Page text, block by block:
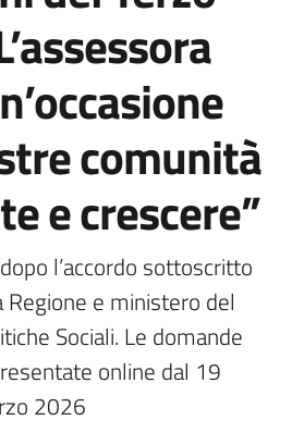
comunità
e crescere”
l’accordo sottoscritto
e ministero del
Sociali. Le domande
online dal 19
2026